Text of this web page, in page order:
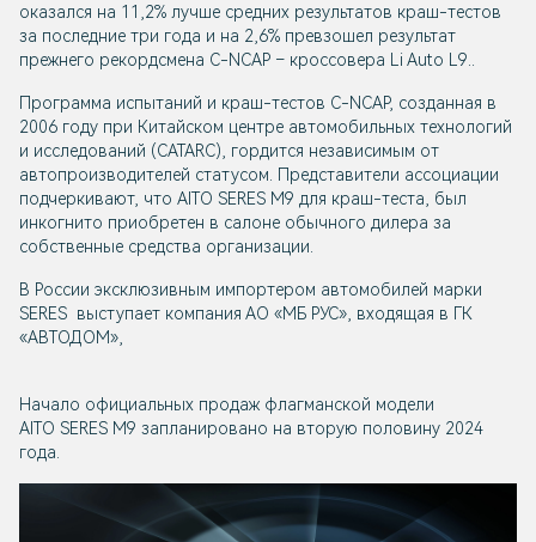
оказался на 11,2% лучше средних результатов краш-тестов
за последние три года и на 2,6% превзошел результат
прежнего рекордсмена C-NCAP – кроссовера Li Auto L9..
Программа испытаний и краш-тестов C-NCAP, созданная в
2006 году при Китайском центре автомобильных технологий
и исследований (CATARC), гордится независимым от
автопроизводителей статусом. Представители ассоциации
подчеркивают, что AITO SERES M9 для краш-теста, был
инкогнито приобретен в салоне обычного дилера за
собственные средства организации.
В России эксклюзивным импортером автомобилей марки
SERES выступает компания АО «МБ РУС», входящая в ГК
«АВТОДОМ»,
Начало официальных продаж флагманской модели
AITO SERES M9 запланировано на вторую половину 2024
года.